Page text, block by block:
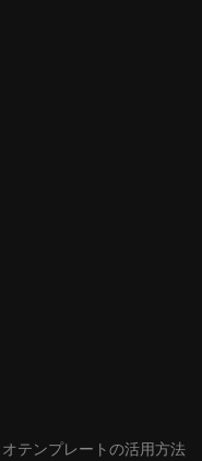
テンプレートの活用方法